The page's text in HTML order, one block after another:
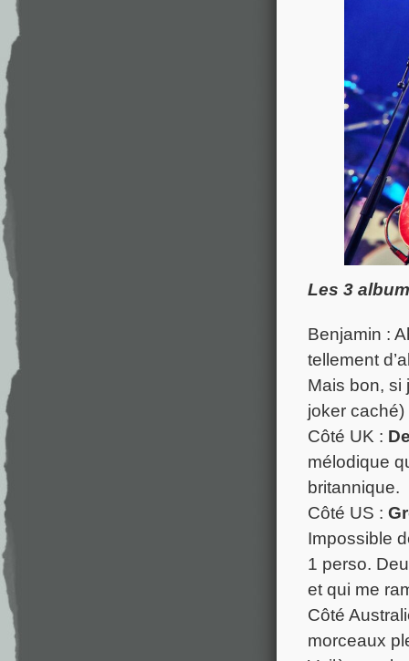
Les 3
Benjamin :
tellement
Mais bon, si
joker caché)
Côté UK :
mélodique
britannique.
Côté US :
Impossible
1 perso.
et qui me
Côté
morceaux